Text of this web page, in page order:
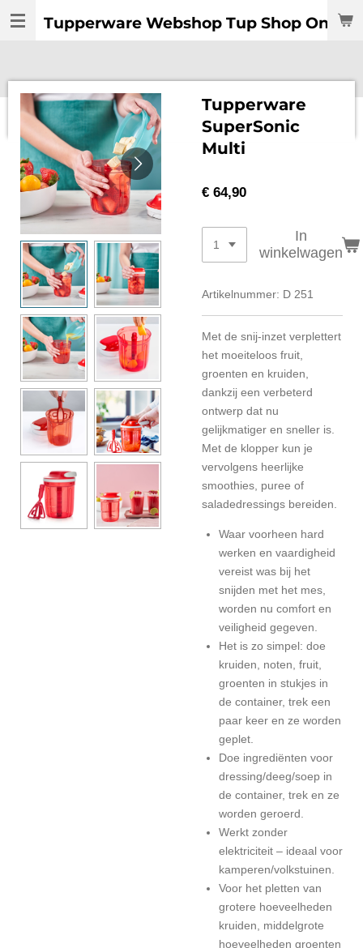
Ga
hoofdinhoud
Tupperware Webshop Tup Shop
Tupperware
SuperSonic
Multi
€ 64,90
In
winkelwagen
Artikelnummer: D 251
Met de snij-inzet verplettert
het moeiteloos fruit,
groenten en kruiden,
dankzij een verbeterd
ontwerp dat nu
gelijkmatiger en sneller is.
Met de klopper kun je
vervolgens heerlijke
smoothies, puree of
saladedressings bereiden.
Waar voorheen hard
werken en vaardigheid
vereist was bij het
snijden met het mes,
worden nu comfort en
veiligheid gegeven.
Het is zo simpel: doe
kruiden, noten, fruit,
groenten in stukjes in
de container, trek een
paar keer en ze worden
geplet.
Doe ingrediënten voor
dressing/deeg/soep in
de container, trek en ze
worden geroerd.
Werkt zonder
elektriciteit – ideaal voor
kamperen/volkstuinen.
Voor het pletten van
grotere hoeveelheden
kruiden, middelgrote
hoeveelheden groenten